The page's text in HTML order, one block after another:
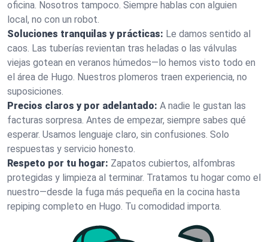
oficina. Nosotros tampoco. Siempre hablas con alguien
local, no con un robot.
Soluciones tranquilas y prácticas: Le damos sentido al
caos. Las tuberías revientan tras heladas o las válvulas
viejas gotean en veranos húmedos—lo hemos visto todo en
el área de Hugo. Nuestros plomeros traen experiencia, no
suposiciones.
Precios claros y por adelantado: A nadie le gustan las
facturas sorpresa. Antes de empezar, siempre sabes qué
esperar. Usamos lenguaje claro, sin confusiones. Solo
respuestas y servicio honesto.
Respeto por tu hogar: Zapatos cubiertos, alfombras
protegidas y limpieza al terminar. Tratamos tu hogar como el
nuestro—desde la fuga más pequeña en la cocina hasta
repiping completo en Hugo. Tu comodidad importa.